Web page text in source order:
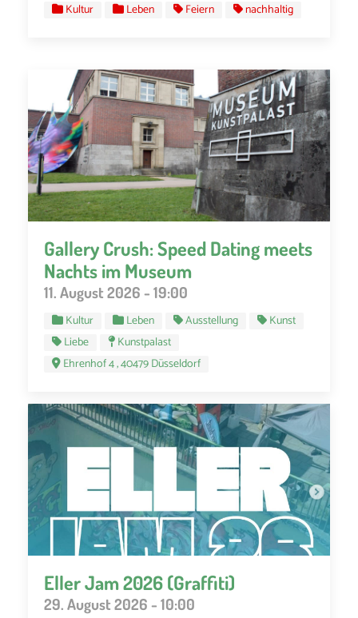
Kultur Leben Feiern nachhaltig
Gallery Crush: Speed Dating meets
Nachts im Museum
11. August 2026 - 19:00
Kultur Leben Ausstellung
Kunst
Liebe
Kunstpalast
Ehrenhof 4 , 40479 Düsseldorf
Eller Jam 2026 (Graffiti)
29. August 2026 - 10:00